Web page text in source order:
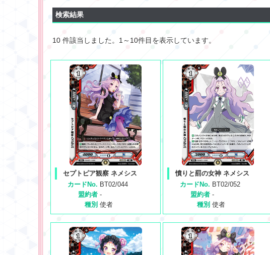
検索結果
10 件該当しました。1～10件目を表示しています。
セプトピア観察 ネメシス
カードNo. BT02/044
盟約者 -
種別 使者
憤りと罰の女神 ネメシス
カードNo. BT02/052
盟約者 -
種別 使者